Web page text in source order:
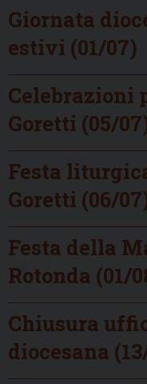
Giornata
estivi (01/07)
Celebrazioni
Goretti (05/
Festa
Goretti (06/
Festa della
Rotonda (01/
Chiusura
diocesana